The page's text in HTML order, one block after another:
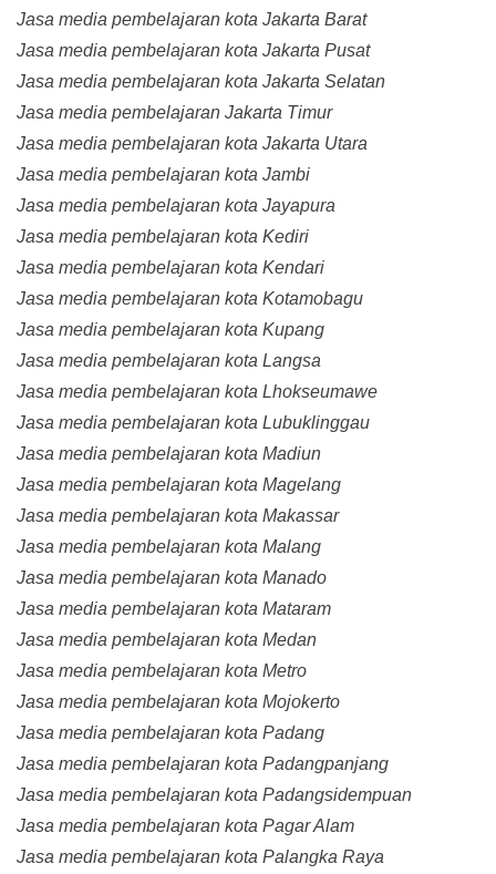
Jasa media pembelajaran kota Jakarta Barat
Jasa media pembelajaran kota Jakarta Pusat
Jasa media pembelajaran kota Jakarta Selatan
Jasa media pembelajaran Jakarta Timur
Jasa media pembelajaran kota Jakarta Utara
Jasa media pembelajaran kota Jambi
Jasa media pembelajaran kota Jayapura
Jasa media pembelajaran kota Kediri
Jasa media pembelajaran kota Kendari
Jasa media pembelajaran kota Kotamobagu
Jasa media pembelajaran kota Kupang
Jasa media pembelajaran kota Langsa
Jasa media pembelajaran kota Lhokseumawe
Jasa media pembelajaran kota Lubuklinggau
Jasa media pembelajaran kota Madiun
Jasa media pembelajaran kota Magelang
Jasa media pembelajaran kota Makassar
Jasa media pembelajaran kota Malang
Jasa media pembelajaran kota Manado
Jasa media pembelajaran kota Mataram
Jasa media pembelajaran kota Medan
Jasa media pembelajaran kota Metro
Jasa media pembelajaran kota Mojokerto
Jasa media pembelajaran kota Padang
Jasa media pembelajaran kota Padangpanjang
Jasa media pembelajaran kota Padangsidempuan
Jasa media pembelajaran kota Pagar Alam
Jasa media pembelajaran kota Palangka Raya